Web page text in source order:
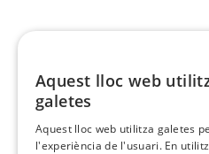
Aquest lloc web
galetes
Aquest lloc web utilitza galetes
l'experiència de l'usuari. En